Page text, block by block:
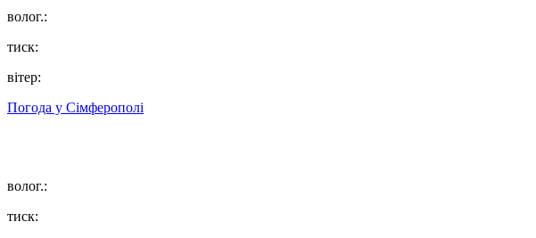
волог.:
тиск:
вітер:
Погода у Сімферополі
волог.:
тиск: